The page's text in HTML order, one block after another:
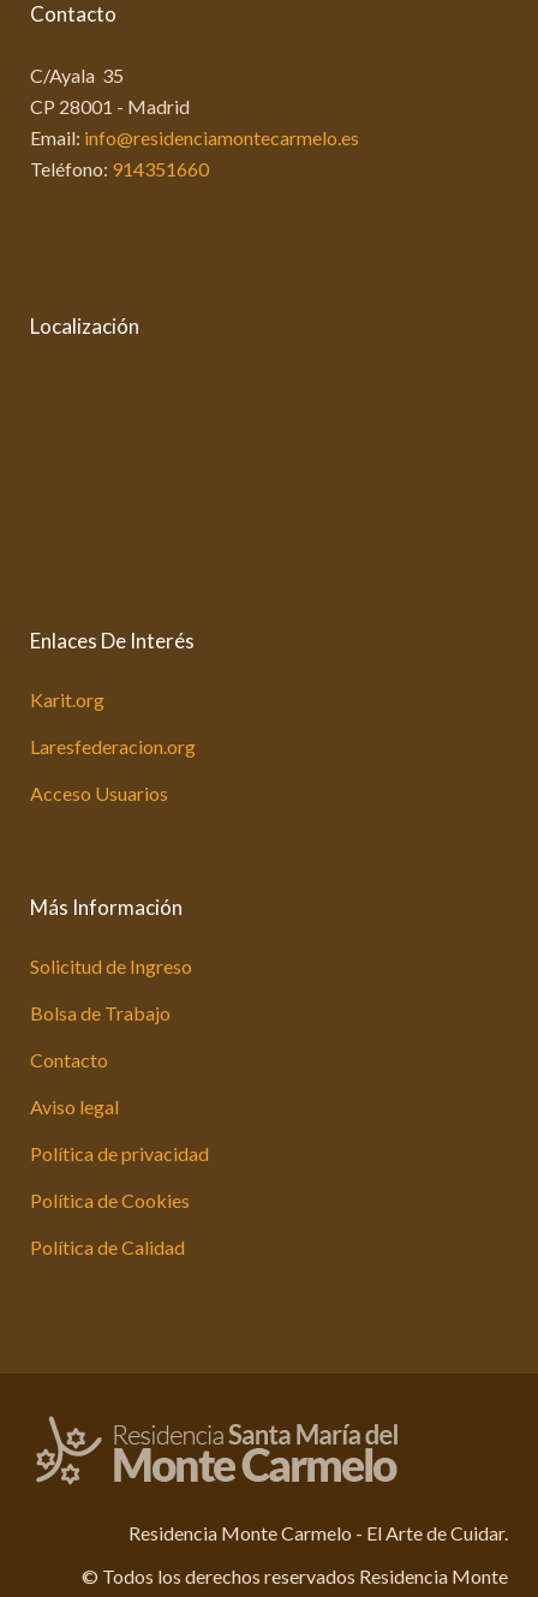
Contacto
C/Ayala 35
CP 28001 - Madrid
Email: info@residenciamontecarmelo.es
Teléfono: 914351660
Localización
Enlaces De Interés
Karit.org
Laresfederacion.org
Acceso Usuarios
Más Información
Solicitud de Ingreso
Bolsa de Trabajo
Contacto
Aviso legal
Política de privacidad
Política de Cookies
Política de Calidad
Residencia Monte Carmelo - El Arte de Cuidar.
© Todos los derechos reservados Residencia Monte